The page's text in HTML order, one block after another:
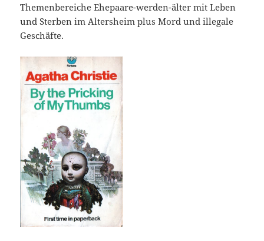
Themenbereiche Ehepaare-werden-älter mit Leben
und Sterben im Altersheim plus Mord und illegale
Geschäfte.